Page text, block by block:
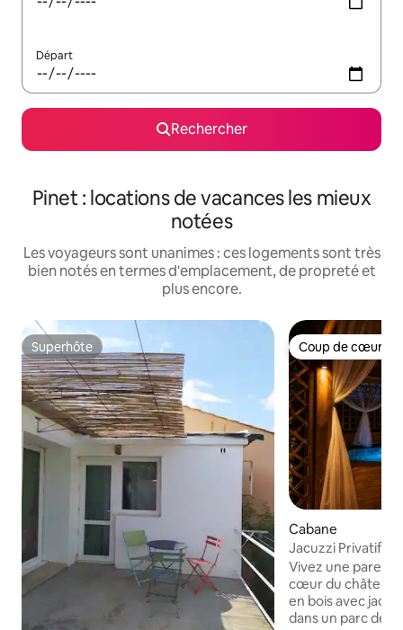
Départ
Rechercher
Pinet : locations de vacances les mieux
notées
Les voyageurs sont unanimes : ces logements sont très
bien notés en termes d'emplacement, de propreté et
plus encore.
Superhôte
Superhôte Coup de cœur
Coup de cœur
Cabane
Jacuzzi Privatif •
Vivez une
cœur du château
en bois avec
dans un parc de